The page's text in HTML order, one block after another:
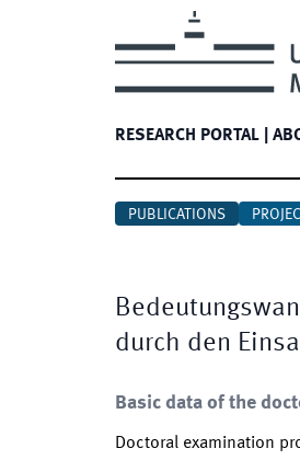
RESEARCH PORTAL
PUBLICATIONS
durch den
Basic data of the
Doctoral examination